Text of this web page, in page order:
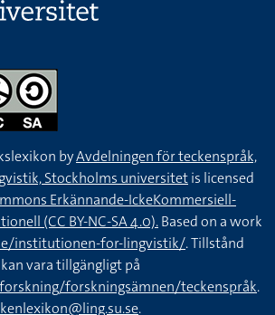
byAvdelningen för teckenspråk,
Stockholms universitetis licensed
Erkännande-IckeKommersiell-
(CC BY-NC-SA 4.0).Based on a work
institutionen-for-lingvistik/. Tillstånd
vara tillgängligt på
forskningsämnen/teckenspråk.
.